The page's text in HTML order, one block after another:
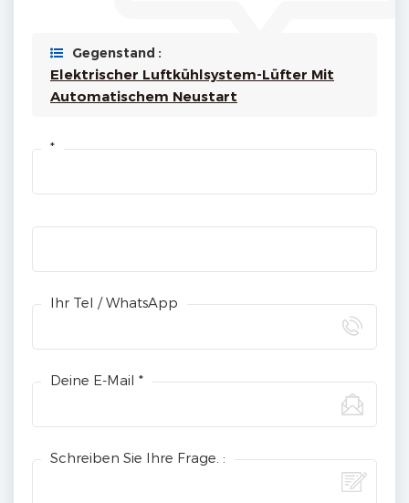
Gegenstand :
Elektrischer Luftkühlsystem-Lüfter Mit
Automatischem Neustart
*
Ihr Tel / WhatsApp
Deine E-Mail *
Schreiben Sie Ihre Frage. :